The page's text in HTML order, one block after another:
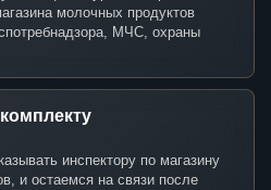
молочных продуктов
МЧС, охраны
инспектору по магазину
и остаемся на связи после